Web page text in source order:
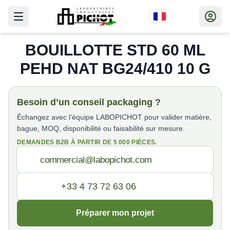
BOUILLOTTE STD 60 ML
PEHD NAT BG24/410 10 G
Besoin d’un conseil packaging ?
Échangez avec l’équipe LABOPICHOT pour valider matière,
bague, MOQ, disponibilité ou faisabilité sur mesure.
DEMANDES B2B À PARTIR DE 5 000 PIÈCES.
Préparer mon projet